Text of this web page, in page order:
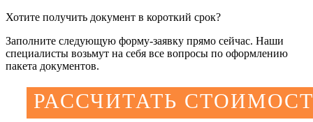
Хотите получить документ в короткий срок?
Заполните следующую форму-заявку прямо сейчас. Наши
специалисты возьмут на себя все вопросы по оформлению
пакета документов.
РАССЧИТАТЬ